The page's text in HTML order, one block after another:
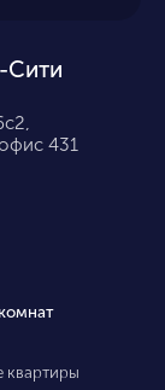
Сити
431
квартиры